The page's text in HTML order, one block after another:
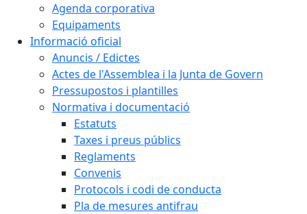
Agenda corporativa
Equipaments
Informació oficial
Anuncis / Edictes
Actes de l'Assemblea i la Junta de Govern
Pressupostos i plantilles
Normativa i documentació
Estatuts
Taxes i preus públics
Reglaments
Convenis
Protocols i codi de conducta
Pla de mesures antifrau